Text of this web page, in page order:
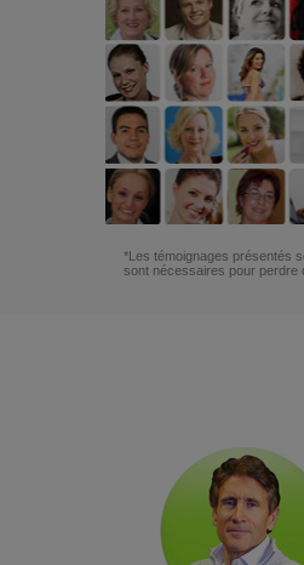
*Les témoignages présentés
sont nécessaires pour perdre